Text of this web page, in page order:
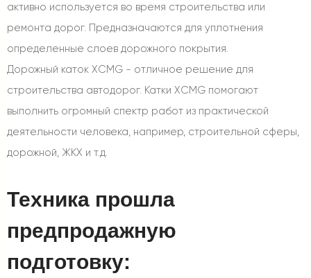
активно используется во время строительства или
ремонта дорог. Предназначаются для уплотнения
определенные слоев дорожного покрытия.
Дорожный каток XCMG - отличное решение для
строительства автодорог. Катки XCMG помогают
выполнить огромный спектр работ из практической
деятельности человека, например, строительной сферы,
дорожной, ЖКХ и т.д.
Техника прошла
предпродажную
подготовку: